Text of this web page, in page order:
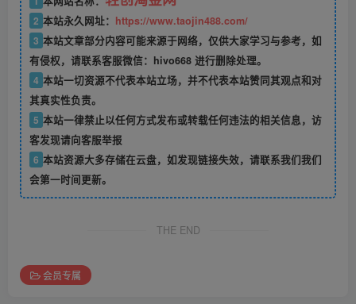
2 本站永久网址： https://www.taojin488.com/
3 本站文章部分内容可能来源于网络，仅供大家学习与参考，如
有侵权，请联系客服微信：hivo668 进行删除处理。
4 本站一切资源不代表本站立场，并不代表本站赞同其观点和对
其真实性负责。
5 本站一律禁止以任何方式发布或转载任何违法的相关信息，访
客发现请向客服举报
6 本站资源大多存储在云盘，如发现链接失效，请联系我们我们
会第一时间更新。
THE END
会员专属